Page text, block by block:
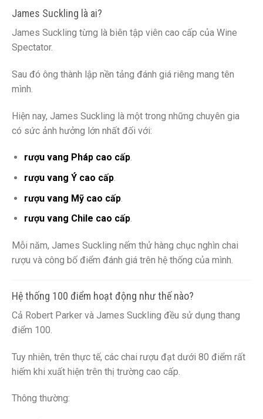
James Suckling là ai?
James Suckling từng là biên tập viên cao cấp của Wine
Spectator.
Sau đó ông thành lập nền tảng đánh giá riêng mang tên
mình.
Hiện nay, James Suckling là một trong những chuyên gia
có sức ảnh hưởng lớn nhất đối với:
rượu vang Pháp cao cấp.
rượu vang Ý cao cấp.
rượu vang Mỹ cao cấp.
rượu vang Chile cao cấp.
Mỗi năm, James Suckling nếm thử hàng chục nghìn chai
rượu và công bố điểm đánh giá trên hệ thống của mình.
Hệ thống 100 điểm hoạt động như thế nào?
Cả Robert Parker và James Suckling đều sử dụng thang
điểm 100.
Tuy nhiên, trên thực tế, các chai rượu đạt dưới 80 điểm rất
hiếm khi xuất hiện trên thị trường cao cấp.
Thông thường: